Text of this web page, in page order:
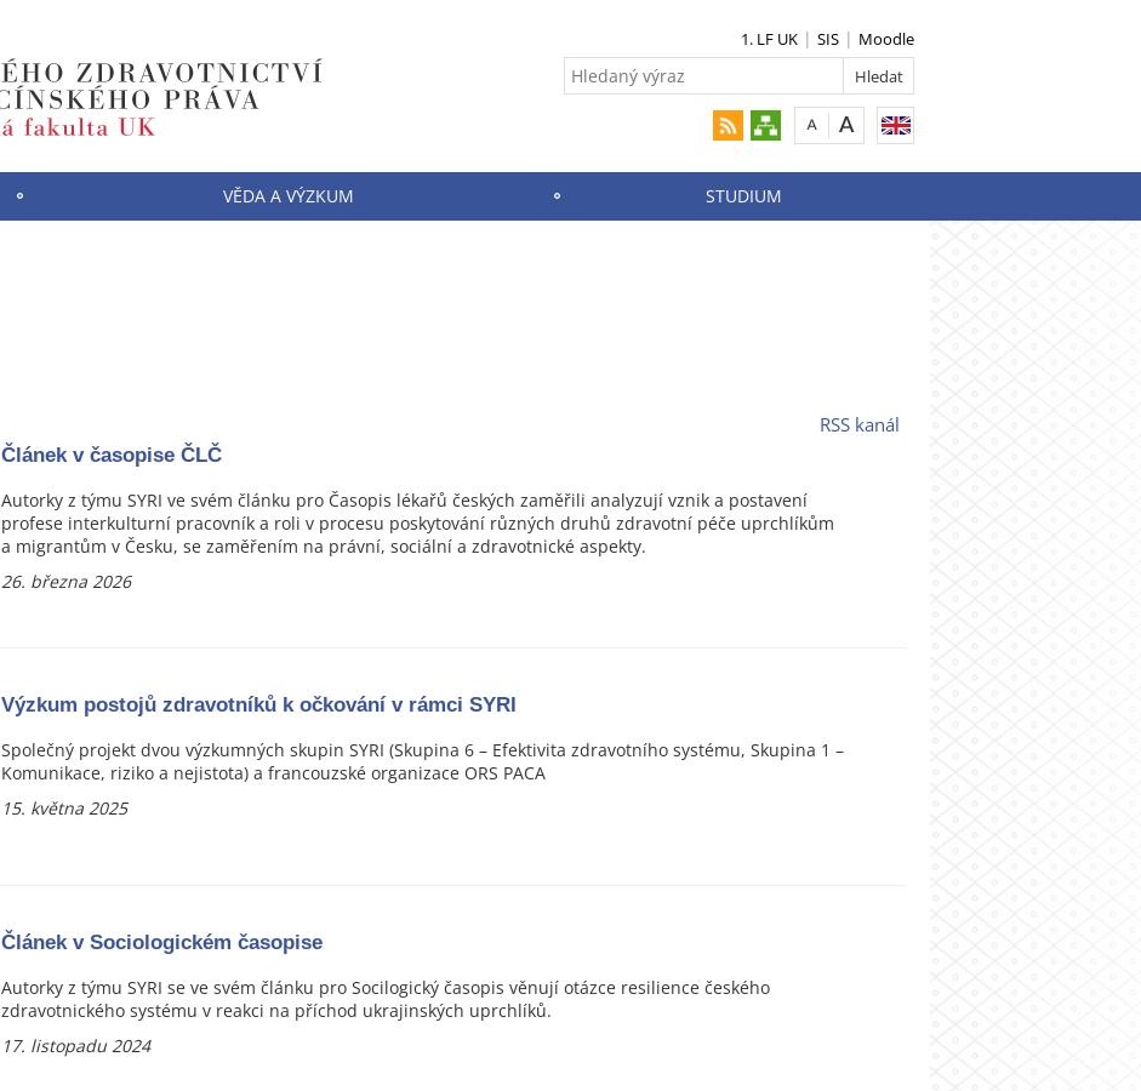
1. LF UK SIS Moodle
VĚDA A VÝZKUM STUDIUM
RSS kanál
Článek v časopise ČLČ
Autorky z týmu SYRI ve svém článku pro Časopis lékařů českých zaměřili analyzují vznik a postavení
profese interkulturní pracovník a roli v procesu poskytování různých druhů zdravotní péče uprchlíkům
a migrantům v Česku, se zaměřením na právní, sociální a zdravotnické aspekty.
26. března 2026
Výzkum postojů zdravotníků k očkování v rámci SYRI
Společný projekt dvou výzkumných skupin SYRI (Skupina 6 – Efektivita zdravotního systému, Skupina 1 –
Komunikace, riziko a nejistota) a francouzské organizace ORS PACA
15. května 2025
Článek v Sociologickém časopise
Autorky z týmu SYRI se ve svém článku pro Socilogický časopis věnují otázce resilience českého
zdravotnického systému v reakci na příchod ukrajinských uprchlíků.
17. listopadu 2024